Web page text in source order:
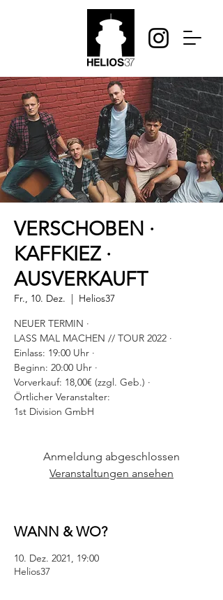
VERSCHOBEN ·
KAFFKIEZ ·
AUSVERKAUFT
Fr., 10. Dez.
  |
Helios37
NEUER TERMIN ·
LASS MAL MACHEN // TOUR 2022 ·
Einlass: 19:00 Uhr ·
Beginn: 20:00 Uhr ·
Vorverkauf: 18,00€ (zzgl. Geb.) ·
Örtlicher Veranstalter:
1st Division GmbH
Anmeldung abgeschlossen
Veranstaltungen ansehen
WANN & WO?
10. Dez. 2021, 19:00
Helios37